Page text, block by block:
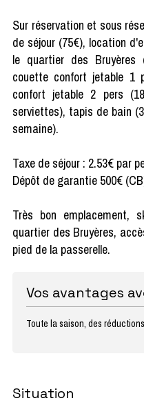
Sur réservation et sous
de séjour (75€), location
le quartier des
couette confort jetable 1
confort jetable 2 pers
serviettes), tapis de bain
semaine).
Taxe de séjour : 2.53€ par
Dépôt de garantie 500€
Très bon
quartier des Bruyères,
pied de la passerelle.
Vos avantages
Toute la saison, des
Situation